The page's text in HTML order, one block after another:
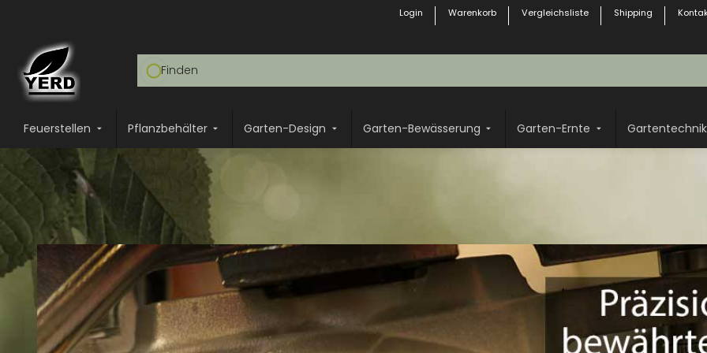
Login Warenkorb Vergleichsliste Shipping
Feuerstellen Pflanzbehälter Garten-Design Garten-Bewässerung Garten-Ernte Gartentechnik